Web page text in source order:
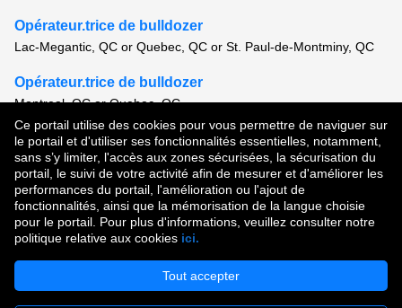
Ce portail utilise des cookies pour vous permettre de naviguer sur
le portail et d'utiliser ses fonctionnalités essentielles, notamment,
sans s’y limiter, l'accès aux zones sécurisées, la sécurisation du
portail, le suivi de votre activité afin de mesurer et d'améliorer les
performances du portail, l'amélioration ou l'ajout de
fonctionnalités, ainsi que la mémorisation de la langue choisie
pour le portail. Pour plus d'informations, veuillez consulter notre
politique relative aux cookies ici.
Tout accepter
Opérateur.trice de bulldozer
Lac-Megantic, QC or Quebec, QC or St. Paul-de-Montminy, QC
Opérateur.trice de bulldozer
Montreal, QC or Quebec, QC
Voir tous les postes semblables
Droit d'auteur © 2026
Conditions d'utilisation | Politique de confidentialité